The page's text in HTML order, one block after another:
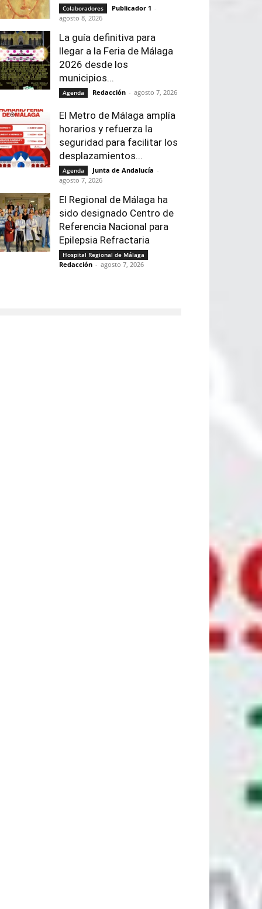
Colaboradores Publicador 1 -
agosto 8, 2026
La guía definitiva para
llegar a la Feria de Málaga
2026 desde los
municipios...
Agenda Redacción - agosto 7, 2026
El Metro de Málaga amplía
horarios y refuerza la
seguridad para facilitar los
desplazamientos...
Agenda Junta de Andalucía -
agosto 7, 2026
El Regional de Málaga ha
sido designado Centro de
Referencia Nacional para
Epilepsia Refractaria
Hospital Regional de Málaga
Redacción - agosto 7, 2026